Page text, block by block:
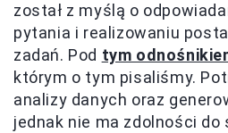
został z myślą o
pytania i realizowaniu
zadań. Pod tym
którym o tym pisaliśmy.
analizy danych oraz
jednak nie ma zdolności do